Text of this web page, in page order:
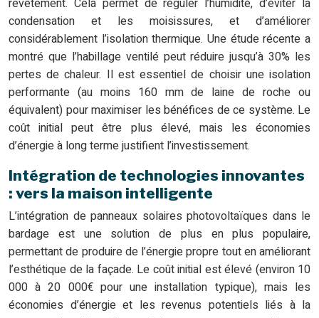
revêtement. Cela permet de réguler l’humidité, d’éviter la
condensation et les moisissures, et d’améliorer
considérablement l’isolation thermique. Une étude récente a
montré que l’habillage ventilé peut réduire jusqu’à 30% les
pertes de chaleur. Il est essentiel de choisir une isolation
performante (au moins 160 mm de laine de roche ou
équivalent) pour maximiser les bénéfices de ce système. Le
coût initial peut être plus élevé, mais les économies
d’énergie à long terme justifient l’investissement.
Intégration de technologies innovantes
: vers la maison intelligente
L’intégration de panneaux solaires photovoltaïques dans le
bardage est une solution de plus en plus populaire,
permettant de produire de l’énergie propre tout en améliorant
l’esthétique de la façade. Le coût initial est élevé (environ 10
000 à 20 000€ pour une installation typique), mais les
économies d’énergie et les revenus potentiels liés à la